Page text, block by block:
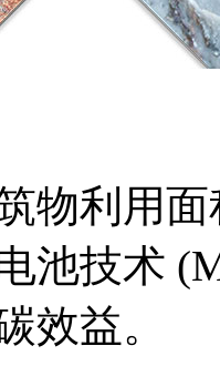
物利用
池技术
效益。